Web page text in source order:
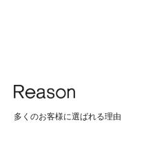
多くのお客様に選ばれる理由